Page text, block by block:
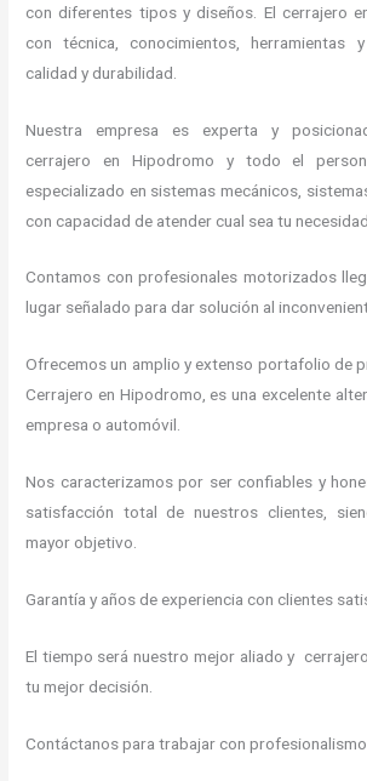
con diferentes tipos y diseños. El cerrajero
con técnica, conocimientos, herramientas
calidad y durabilidad.
Nuestra empresa es experta y
cerrajero en Hipodromo y todo el
especializado en sistemas mecánicos,
con capacidad de atender cual sea tu necesidad.
Contamos con profesionales motorizados
lugar señalado para dar solución al
Ofrecemos un amplio y extenso portafolio de
Cerrajero en Hipodromo, es una excelente
empresa o automóvil.
Nos caracterizamos por ser confiables y
satisfacción total de nuestros clientes,
mayor objetivo.
Garantía y años de experiencia con clientes
El tiempo será nuestro mejor aliado y
tu mejor decisión.
Contáctanos para trabajar con profesionalismo